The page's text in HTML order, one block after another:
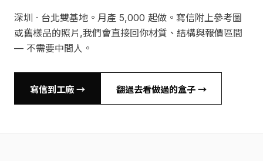
深圳 · 台北雙基地。月產 5,000 起做。寫信附上參考圖
或舊樣品的照片,我們會直接回你材質、結構與報價區間
— 不需要中間人。
寫信到工廠 → 翻過去看做過的盒子 →